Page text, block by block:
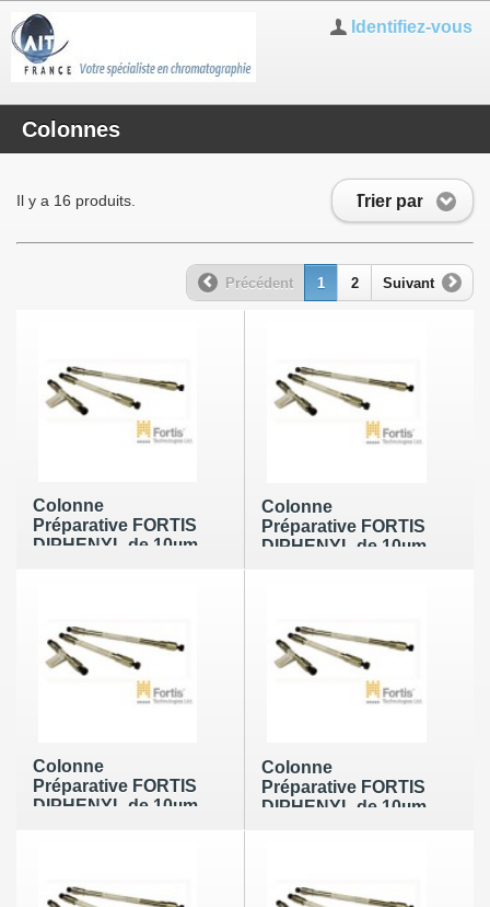
Identifiez-vous
Colonnes
Trier par
Il y a 16 produits.
Précédent 1 2 Suivant
Colonne
Préparative FORTIS
DIPHENYL de 10µm
Colonne
Préparative FORTIS
DIPHENYL de 10µm
Colonne
Préparative FORTIS
DIPHENYL de 10µm
Colonne
Préparative FORTIS
DIPHENYL de 10µm